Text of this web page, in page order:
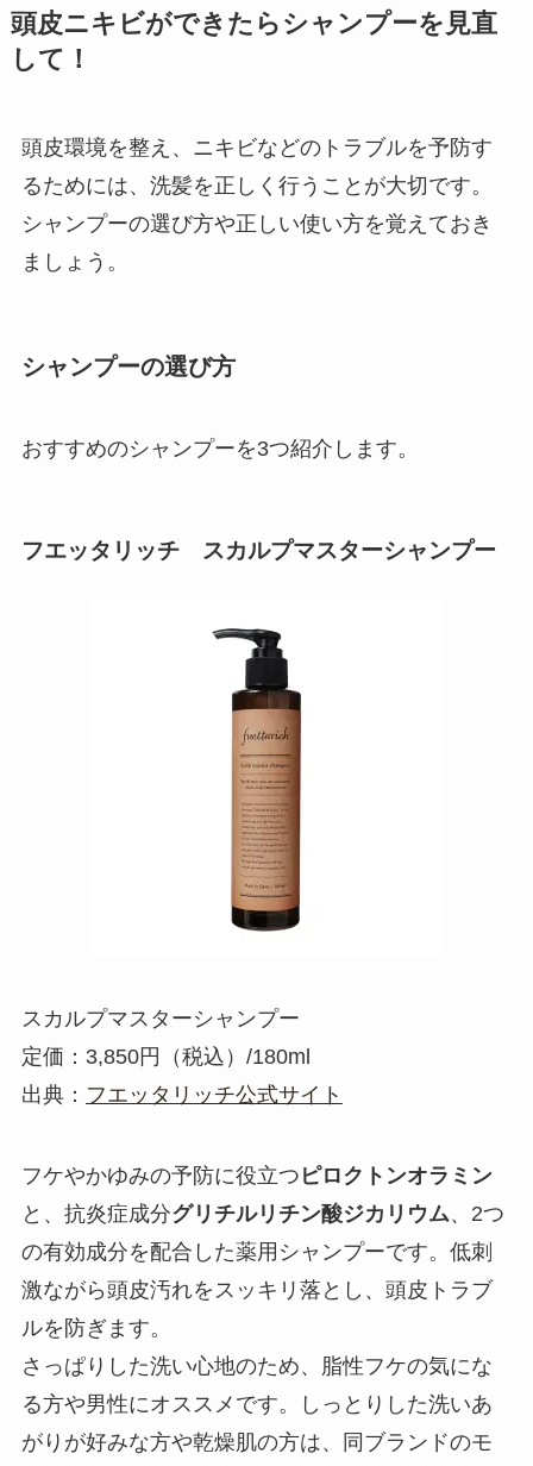
頭皮ニキビができたらシャンプーを見直
して！
頭皮環境を整え、ニキビなどのトラブルを予防す
るためには、洗髪を正しく行うことが大切です。
シャンプーの選び方や正しい使い方を覚えておき
ましょう。
シャンプーの選び方
おすすめのシャンプーを3つ紹介します。
フエッタリッチ スカルプマスターシャンプー
スカルプマスターシャンプー
定価：3,850円（税込）/180ml
出典： フエッタリッチ公式サイト
フケやかゆみの予防に役立つ ピロクトンオラミン
と、抗炎症成分グリチルリチン酸ジカリウム、2つ
の有効成分を配合した薬用シャンプーです。低刺
激ながら頭皮汚れをスッキリ落とし、頭皮トラブ
ルを防ぎます。
さっぱりした洗い心地のため、脂性フケの気にな
る方や男性にオススメです。しっとりした洗いあ
がりが好みな方や乾燥肌の方は、同ブランドのモ